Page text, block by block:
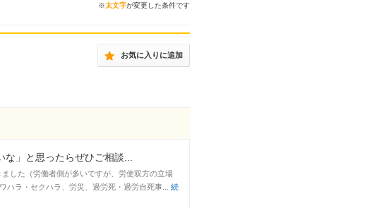
※太文字が変更した条件です
お気に入りに追加
」と思ったらぜひご相談...
した（労働者側が多いですが、労使双方の立場
ラ・セクハラ、労災、過労死・過労自死事... 続